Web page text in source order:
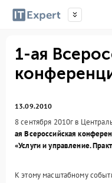
1-ая
13.09.2010
8 сентября 2010г в
ая Всероссийская
«Услуги и управление.
К этому масштабному